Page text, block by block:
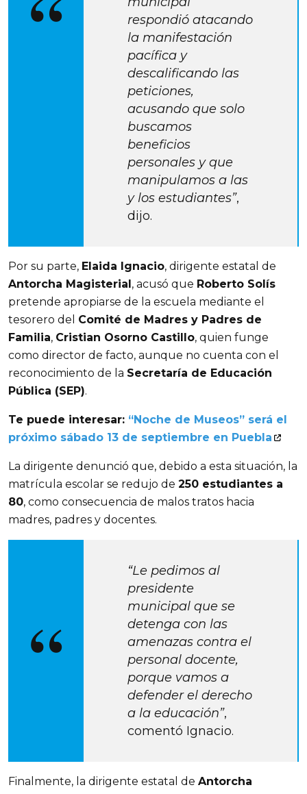
respondió atacando
la manifestación
pacífica y
descalificando las
peticiones,
acusando que solo
buscamos
beneficios
personales y que
manipulamos a las
y los estudiantes”,
dijo.
Por su parte, Elaida Ignacio
Antorcha Magisterial, acusó que Roberto Solís
pretende apropiarse de la escuela mediante el
tesorero del Comité de Madres y Padres de
Familia, Cristian Osorno Castillo, quien funge
como director de facto, aunque no cuenta con el
reconocimiento de la Secretaría de Educación
Pública (SEP).
Te puede interesar: “Noche de Museos” será el
próximo sábado 13 de septiembre en Puebla
La dirigente denunció que, debido a esta situación, la
matrícula escolar se redujo de 250 estudiantes a
80, como consecuencia de malos tratos hacia
madres, padres y docentes.
“Le pedimos al
presidente
municipal que se
detenga con las
amenazas contra el
personal docente,
porque vamos a
defender el derecho
a la educación”,
comentó Ignacio.
Finalmente, la dirigente estatal de Antorcha